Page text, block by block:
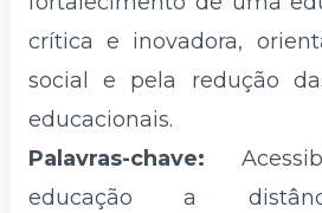
crítica e inovadora,
social e pela redução
educacionais.
Palavras-chave:
educação a